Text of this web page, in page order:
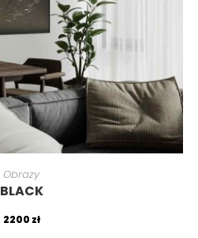
Obrazy
BLACK
2200 zł